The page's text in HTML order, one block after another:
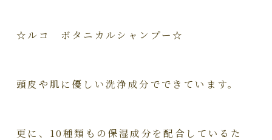
☆ルコ ボタニカルシャンプー☆
頭皮や肌に優しい洗浄成分でできています。
更に、10種類もの保湿成分を配合しているた